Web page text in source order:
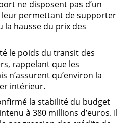
ne disposent pas d’un
permettant de supporter
la hausse du prix des
le poids du transit des
rappelant que les
n’assurent qu’environ la
intérieur.
la stabilité du budget
à 380 millions d’euros. Il